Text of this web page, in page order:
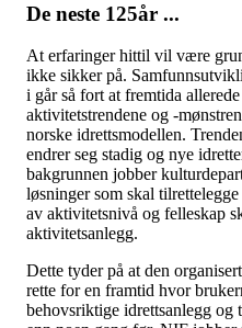
De neste 125år ...
At erfaringer hittil vil være
ikke sikker på.
i går så fort at fremtida
aktivitetstrendene og -
norske idrettsmodellen.
endrer seg stadig og nye
bakgrunnen jobber
løsninger som skal
av aktivitetsnivå og felleskap
aktivitetsanlegg.
Dette tyder på at den
rette for en framtid hvor
behovsriktige idrettsanlegg og